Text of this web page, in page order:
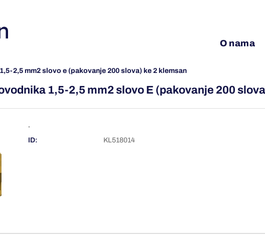
O nama
2,5 mm2 slovo e (pakovanje 200 slova) ke 2 klemsan
1,5-2,5 mm2 slovo E (pakovanje 200
.
ID:
KL518014